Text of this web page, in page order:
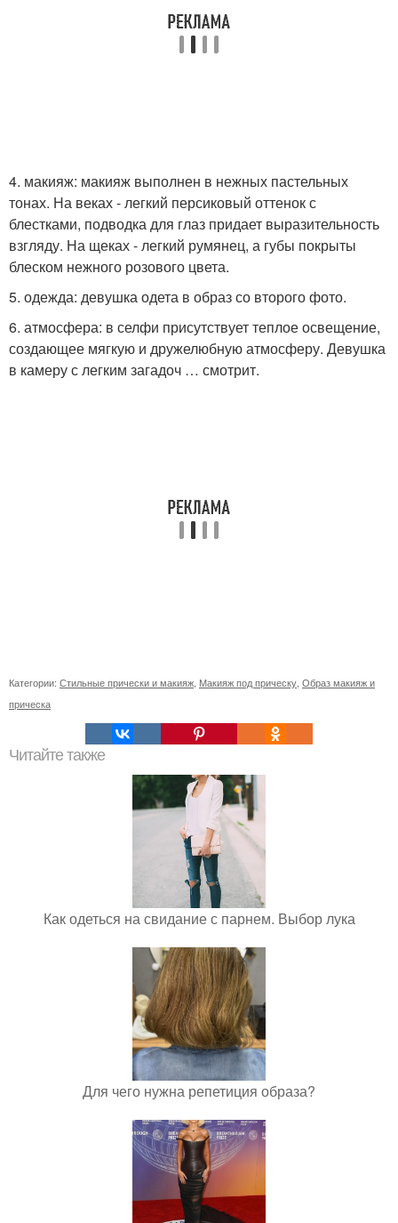
4. макияж: макияж выполнен в нежных пастельных
тонах. На веках - легкий персиковый оттенок с
блестками, подводка для глаз придает выразительность
взгляду. На щеках - легкий румянец, а губы покрыты
блеском нежного розового цвета.
5. одежда: девушка одета в образ со второго фото.
6. атмосфера: в селфи присутствует теплое освещение,
создающее мягкую и дружелюбную атмосферу. Девушка
в камеру с легким загадоч … смотрит.
Категории: Стильные прически и макияж Макияж под прическу Образ макияж и
прическа
Читайте также
Как одеться на свидание с парнем. Выбор лука
Для чего нужна репетиция образа?